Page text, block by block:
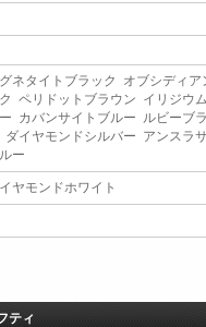
ネタイトブラック オブシディア
ペリドットブラウン イリジウ
カバンサイトブルー ルビーブ
ダイヤモンドシルバー アンスラ
ー
ヤモンドホワイト
ティ